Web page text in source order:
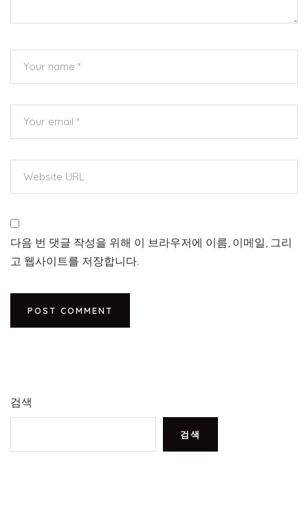
다음 번 댓글 작성을 위해 이 브라우저에 이름, 이메일, 그리
고 웹사이트를 저장합니다.
검색
검색